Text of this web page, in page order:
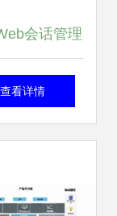
会话管理
据持久化
查看详情